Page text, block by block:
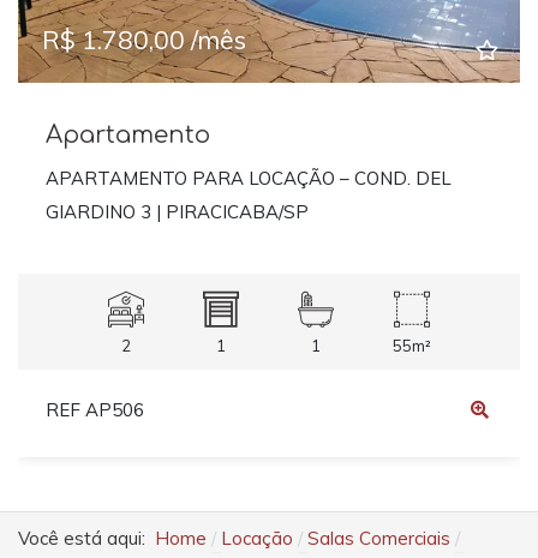
R$ 1.780,00 /mês
Apartamento
APARTAMENTO PARA LOCAÇÃO – COND. DEL
GIARDINO 3 | PIRACICABA/SP
2 1 1 55m²
REF AP506
Você está aqui: Home Locação
Salas Comerciais